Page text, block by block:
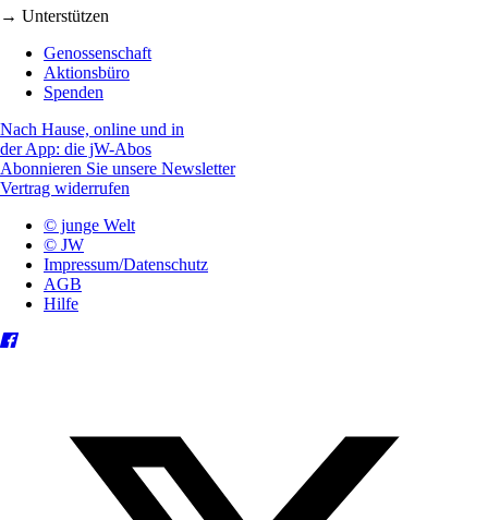
→ Unterstützen
Genossenschaft
Aktionsbüro
Spenden
Nach Hause, online und in
der App: die jW-Abos
Abonnieren Sie unsere Newsletter
Vertrag widerrufen
© junge Welt
© JW
Impressum/Datenschutz
AGB
Hilfe